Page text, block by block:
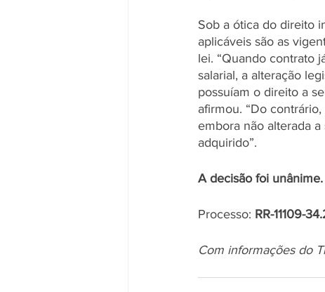
Sob a ótica do direito
aplicáveis são as
lei. “Quando contrato
salarial, a alteração
possuíam o direito a
afirmou. “Do
embora não alterada
adquirido”.
A decisão foi unânime.
Processo: RR-11109-
Com informações do